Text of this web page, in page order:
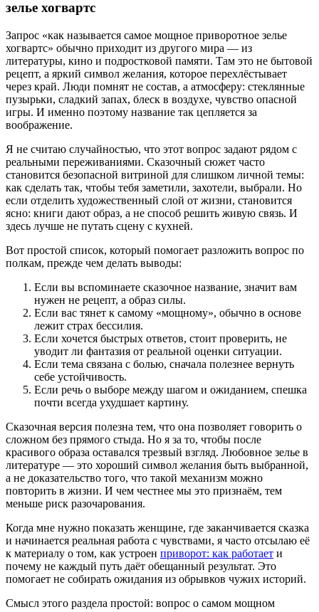
зелье хогвартс
Запрос «как называется самое мощное приворотное зелье
хогвартс» обычно приходит из другого мира — из
литературы, кино и подростковой памяти. Там это не бытовой
рецепт, а яркий символ желания, которое перехлёстывает
через край. Люди помнят не состав, а атмосферу: стеклянные
пузырьки, сладкий запах, блеск в воздухе, чувство опасной
игры. И именно поэтому название так цепляется за
воображение.
Я не считаю случайностью, что этот вопрос задают рядом с
реальными переживаниями. Сказочный сюжет часто
становится безопасной витриной для слишком личной темы:
как сделать так, чтобы тебя заметили, захотели, выбрали. Но
если отделить художественный слой от жизни, становится
ясно: книги дают образ, а не способ решить живую связь. И
здесь лучше не путать сцену с кухней.
Вот простой список, который помогает разложить вопрос по
полкам, прежде чем делать выводы:
Если вы вспоминаете сказочное название, значит вам
нужен не рецепт, а образ силы.
Если вас тянет к самому «мощному», обычно в основе
лежит страх бессилия.
Если хочется быстрых ответов, стоит проверить, не
уводит ли фантазия от реальной оценки ситуации.
Если тема связана с болью, сначала полезнее вернуть
себе устойчивость.
Если речь о выборе между шагом и ожиданием, спешка
почти всегда ухудшает картину.
Сказочная версия полезна тем, что она позволяет говорить о
сложном без прямого стыда. Но я за то, чтобы после
красивого образа оставался трезвый взгляд. Любовное зелье в
литературе — это хороший символ желания быть выбранной,
а не доказательство того, что такой механизм можно
повторить в жизни. И чем честнее мы это признаём, тем
меньше риск разочарования.
Когда мне нужно показать женщине, где заканчивается сказка
и начинается реальная работа с чувствами, я часто отсылаю её
к материалу о том, как устроен приворот: как работает и
почему не каждый путь даёт обещанный результат. Это
помогает не собирать ожидания из обрывков чужих историй.
Смысл этого раздела простой: вопрос о самом мощном